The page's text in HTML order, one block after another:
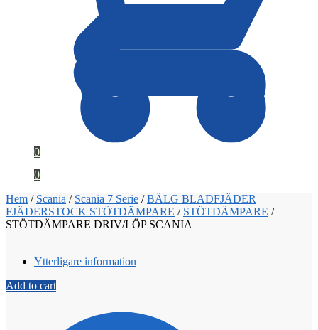
0
0
Hem / Scania / Scania 7 Serie /BÄLG BLADFJÄDER
FJÄDERSTOCK STÖTDÄMPARE / STÖTDÄMPARE /
STÖTDÄMPARE DRIV/LÖP SCANIA
Ytterligare information
Add to cart